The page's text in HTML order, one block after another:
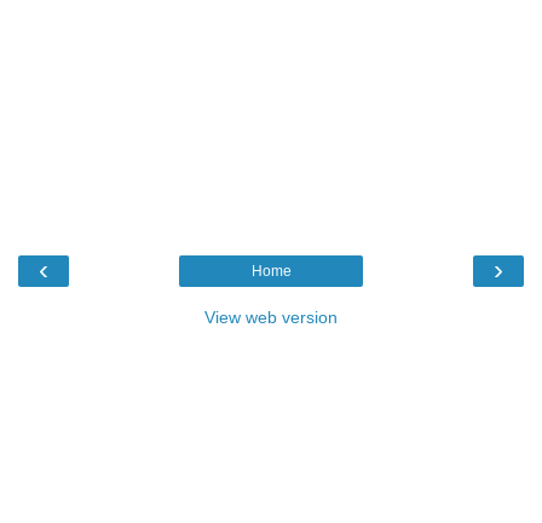
‹ ›
Home
View web version